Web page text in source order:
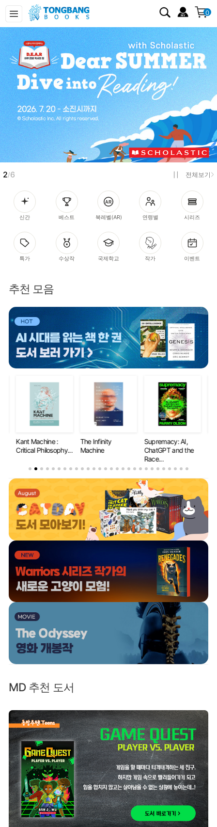
0
3/6 전체보기
신간 베스트 북레벨(AR) 연령별 시리즈
특가 수상작 국제학교 작가 이벤트
추천 모음
The Infinity
Machine
Supremacy: AI,
ChatGPT and the
Why Machines
Learn: The Elegant
Mat...
MD 추천 도서